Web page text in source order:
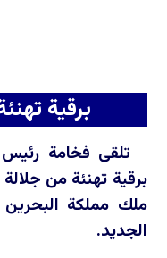
برقية
تلقى فخامة رئيس
برقية تهنئة من
ملك مملكة
الجديد.